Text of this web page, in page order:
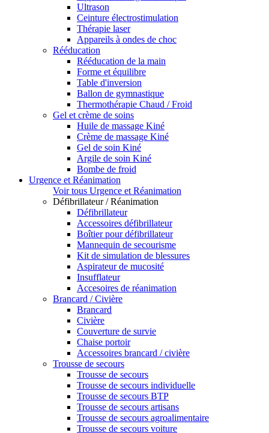
Ultrason
Ceinture électrostimulation
Thérapie laser
Appareils à ondes de choc
Rééducation
Rééducation de la main
Forme et équilibre
Table d'inversion
Ballon de gymnastique
Thermothérapie Chaud / Froid
Gel et crème de soins
Huile de massage Kiné
Crème de massage Kiné
Gel de soin Kiné
Argile de soin Kiné
Bombe de froid
Urgence et Réanimation
Voir tous Urgence et Réanimation
Défibrillateur / Réanimation
Défibrillateur
Accessoires défibrillateur
Boîtier pour défibrillateur
Mannequin de secourisme
Kit de simulation de blessures
Aspirateur de mucosité
Insufflateur
Accesoires de réanimation
Brancard / Civière
Brancard
Civière
Couverture de survie
Chaise portoir
Accessoires brancard / civière
Trousse de secours
Trousse de secours
Trousse de secours individuelle
Trousse de secours BTP
Trousse de secours artisans
Trousse de secours agroalimentaire
Trousse de secours voiture